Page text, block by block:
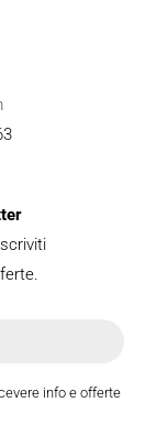
info e offerte